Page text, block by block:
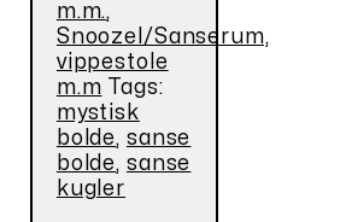
m.m.,
Snoozel/Sanserum,
vippestole
m.m
Tags:
mystisk
bolde, sanse
bolde, sanse
kugler